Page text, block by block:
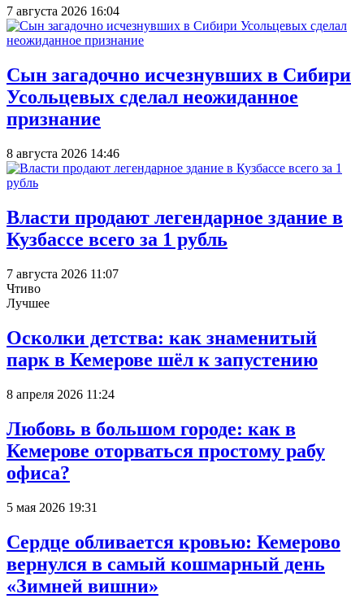
7 августа 2026 16:04
Сын загадочно исчезнувших в Сибири
Усольцевых сделал неожиданное
признание
8 августа 2026 14:46
Власти продают легендарное здание в
Кузбассе всего за 1 рубль
7 августа 2026 11:07
Чтиво
Лучшее
Осколки детства: как знаменитый
парк в Кемерове шёл к запустению
8 апреля 2026 11:24
Любовь в большом городе: как в
Кемерове оторваться простому рабу
офиса?
5 мая 2026 19:31
Сердце обливается кровью: Кемерово
вернулся в самый кошмарный день
«Зимней вишни»